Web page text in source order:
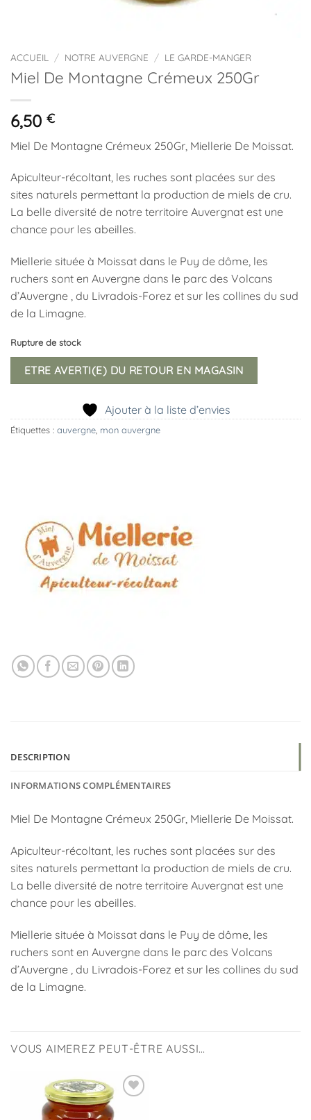
ACCUEIL / NOTRE AUVERGNE / LE GARDE-MANGER
Miel De Montagne Crémeux 250Gr
6,50 €
Miel De Montagne Crémeux 250Gr, Miellerie De Moissat.
Apiculteur-récoltant, les ruches sont placées sur des
sites naturels permettant la production de miels de cru.
La belle diversité de notre territoire Auvergnat est une
chance pour les abeilles.
Miellerie située à Moissat dans le Puy de dôme, les
ruchers sont en Auvergne dans le parc des Volcans
d’Auvergne , du Livradois-Forez et sur les collines du sud
de la Limagne.
Rupture de stock
ETRE AVERTI(E) DU RETOUR EN MAGASIN
Ajouter à la liste d’envies
Étiquettes : auvergne mon auvergne
DESCRIPTION
INFORMATIONS COMPLÉMENTAIRES
Miel De Montagne Crémeux 250Gr, Miellerie De Moissat.
Apiculteur-récoltant, les ruches sont placées sur des
sites naturels permettant la production de miels de cru.
La belle diversité de notre territoire Auvergnat est une
chance pour les abeilles.
Miellerie située à Moissat dans le Puy de dôme, les
ruchers sont en Auvergne dans le parc des Volcans
d’Auvergne , du Livradois-Forez et sur les collines du sud
de la Limagne.
VOUS AIMEREZ PEUT-ÊTRE AUSSI…